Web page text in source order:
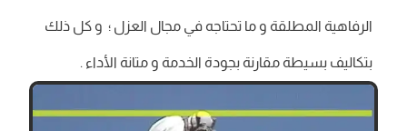
الرفاهية المطلقة و ما تحتاجه في مجال العزل ؛ و كل ذلك
بتكاليف بسيطة مقارنة بجودة الخدمة و متانة الأداء .